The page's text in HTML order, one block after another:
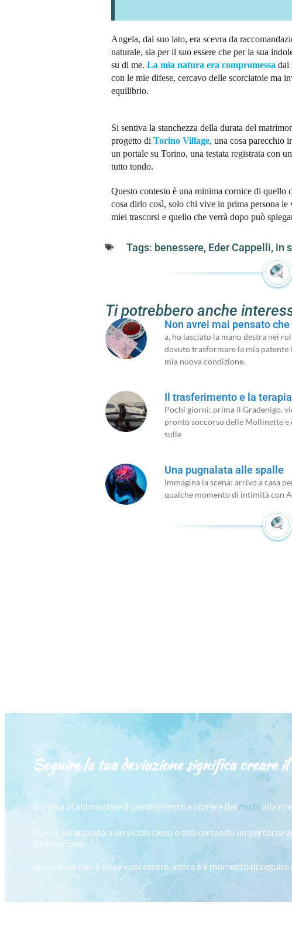
Angela, dal suo lato, era scevra da
naturale, sia per il suo essere che per la sua
su di me. La mia natura era compromessa dai
con le mie difese, cercavo delle scorciatoie ma
equilibrio.
Si sentiva la stanchezza della durata del
progetto di Torino Village, una cosa parecchio
un portale su Torino, una testata registrata con
tutto tondo.
Questo contesto è una minima cornice di quello
cosa dirlo così, solo chi vive in prima persona
miei trascorsi e quello che verrà dopo può
Tags: benessere, Eder Cappelli, in
Ti potrebbero anche
Non avrei mai pensato
a, ho lasciato la mano destra nei
dovuto trasformare la mia patente
mia nuova condizione.
Il trasferimento e la
Pochi giorni: prima il Gradenigo,
pronto soccorso delle Mollinette
sulle
Una pugnalata alle spalle
Immagina la scena: arrivo a casa
qualche momento di intimità con
Seguire la tua deviazione significa creare
Si tratta di abbracciare il cambiamento e correre dei rischi alla
Che tu sia arrivato a un vicolo cieco o stia cercando un
destinazione.
Se dove sei non è dove vuoi essere, allora è il momento di seguire